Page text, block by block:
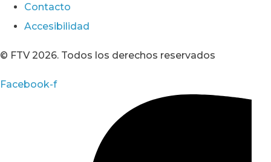
Contacto
Accesibilidad
© FTV 2026. Todos los derechos reservados
Facebook-f